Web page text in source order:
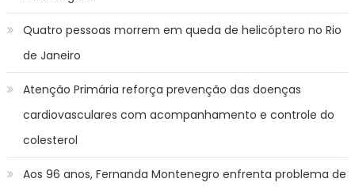
Quatro pessoas morrem em queda de helicóptero no Rio
de Janeiro
Atenção Primária reforça prevenção das doenças
cardiovasculares com acompanhamento e controle do
colesterol
Aos 96 anos, Fernanda Montenegro enfrenta problema de